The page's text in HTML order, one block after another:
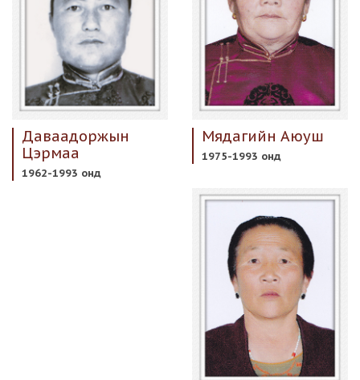
Даваадоржын
Цэрмаа
1962-1993 онд
Мядагийн Аюуш
1975-1993 онд